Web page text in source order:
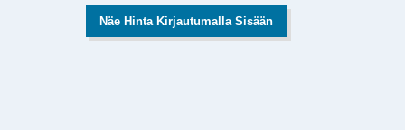
Näe Hinta Kirjautumalla Sisään